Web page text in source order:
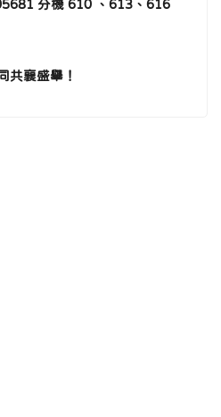
分機 610 、613、616
共襄盛舉！